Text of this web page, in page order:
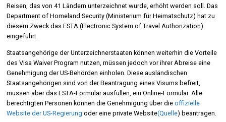
Reisen, das von 41 Ländern unterzeichnet wurde, erhöht werden soll. Das
Department of Homeland Security (Ministerium für Heimatschutz) hat zu
diesem Zweck das ESTA (Electronic System of Travel Authorization)
eingeführt.
Staatsangehörige der Unterzeichnerstaaten können weiterhin die Vorteile
des Visa Waiver Program nutzen, müssen jedoch vor ihrer Abreise eine
Genehmigung der US-Behörden einholen. Diese ausländischen
Staatsangehörigen sind von der Beantragung eines Visums befreit,
müssen aber das ESTA-Formular ausfüllen, ein Online-Formular. Alle
berechtigten Personen können die Genehmigung über die offizielle
Website der US-Regierung oder eine private Website(Quelle) beantragen.